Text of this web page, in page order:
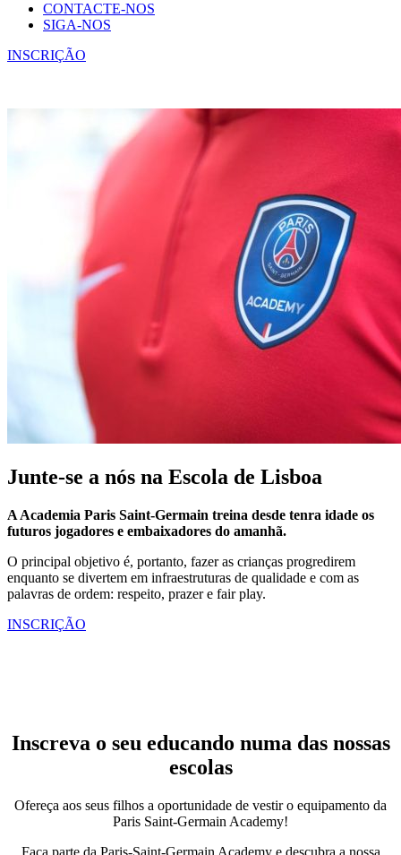
CONTACTE-NOS
SIGA-NOS
INSCRIÇÃO
Junte-se a nós na Escola de Lisboa
A Academia Paris Saint-Germain treina desde tenra idade os
futuros jogadores e embaixadores do amanhã.
O principal objetivo é, portanto, fazer as crianças progredirem
enquanto se divertem em infraestruturas de qualidade e com as
palavras de ordem: respeito, prazer e fair play.
INSCRIÇÃO
Inscreva o seu educando numa das nossas
escolas
Ofereça aos seus filhos a oportunidade de vestir o equipamento da
Paris Saint-Germain Academy!
Faça parte da Paris-Saint-Germain Academy e descubra a nossa